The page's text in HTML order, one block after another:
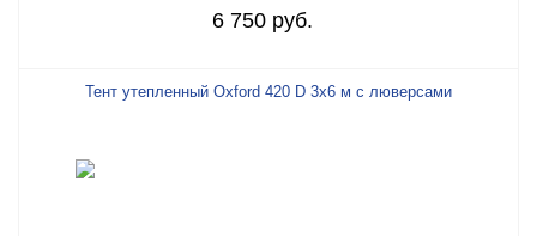
6 750 руб.
Тент утепленный Oxford 420 D 3х6 м с люверсами